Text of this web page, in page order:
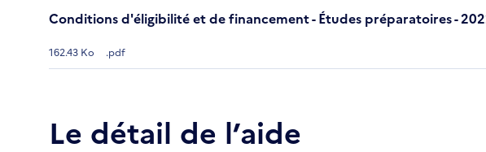
Conditions d'éligibilité et de financement - Études préparatoires -
162.43 Ko .pdf
Le détail de l’aide